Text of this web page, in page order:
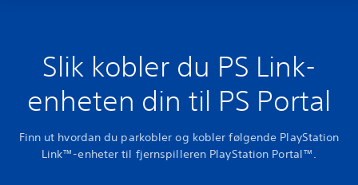
Slik kobler du PS Link-
enheten din til PS Portal
Finn ut hvordan du parkobler og kobler følgende PlayStation
Link™-enheter til fjernspilleren PlayStation Portal™.